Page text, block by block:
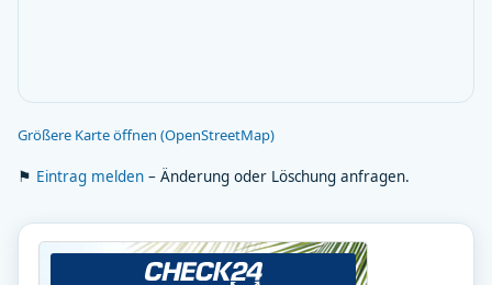
Größere Karte öffnen (OpenStreetMap)
⚑ Eintrag melden – Änderung oder Löschung anfragen.